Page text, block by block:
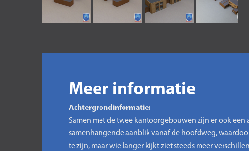
Meer informatie
Achtergrondinformatie:
Samen met de twee kantoorgebouwen zijn er ook
samenhangende aanblik vanaf de hoofdweg,
te zijn, maar wie langer kijkt ziet steeds meer